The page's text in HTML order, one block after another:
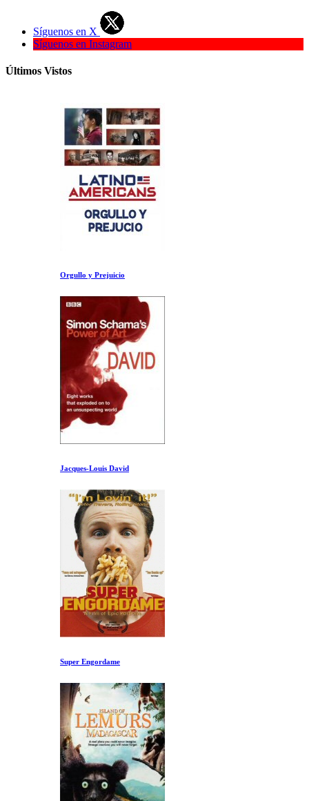
Síguenos en X
Síguenos en Instagram
Últimos Vistos
Orgullo y Prejuicio
Jacques-Louis David
Super Engordame